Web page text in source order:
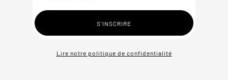
Lire notre politique de confidentialité